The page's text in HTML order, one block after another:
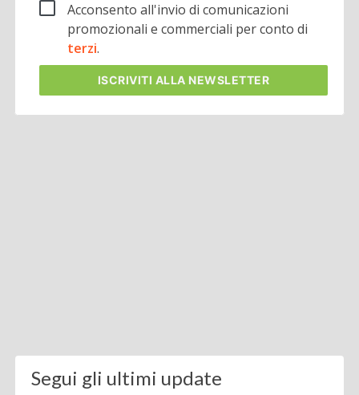
Acconsento all'invio di comunicazioni
promozionali e commerciali per conto di
terzi.
ISCRIVITI ALLA NEWSLETTER
Segui gli ultimi update